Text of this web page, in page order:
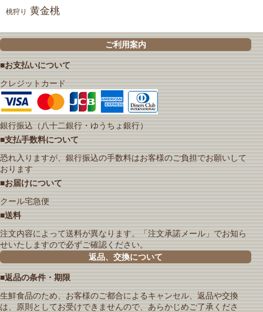
桃狩り 黄金桃
ご利用案内
■お支払いについて
クレジットカード
銀行振込（八十二銀行・ゆうちょ銀行）
■支払手数料について
恐れ入りますが、銀行振込の手数料はお客様のご負担でお願いして
おります
■お届けについて
クール宅急便
■送料
注文内容によって送料が異なります。「注文承諾メール」でお知ら
せいたしますので必ずご確認ください。
返品、交換について
■返品の条件・期限
生鮮食品のため、お客様のご都合によるキャンセル、返品や交換
は、原則としてお受けできませんので、あらかじめご了承くださ